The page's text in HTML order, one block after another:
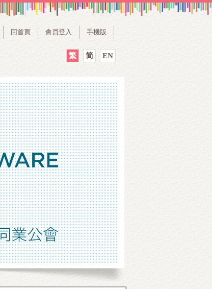
回首頁 會員登入 手機版
繁 简 EN